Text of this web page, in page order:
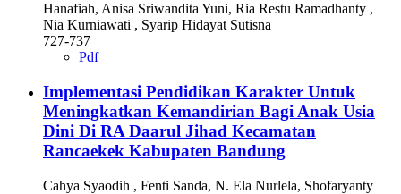
Hanafiah, Anisa Sriwandita Yuni, Ria Restu Ramadhanty ,
Nia Kurniawati , Syarip Hidayat Sutisna
727-737
Pdf
Implementasi Pendidikan Karakter Untuk
Meningkatkan Kemandirian Bagi Anak Usia
Dini Di RA Daarul Jihad Kecamatan
Rancaekek Kabupaten Bandung
Cahya Syaodih , Fenti Sanda, N. Ela Nurlela, Shofaryanty